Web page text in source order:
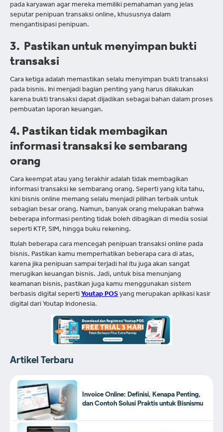
pada karyawan agar mereka memiliki pemahaman yang jelas
seputar penipuan transaksi online, khususnya dalam
mengantisipasi penipuan.
3. Pastikan untuk menyimpan bukti
transaksi
Cara ketiga adalah memastikan selalu menyimpan bukti transaksi
pada bisnis. Ini menjadi bagian penting yang harus dilakukan
karena bukti transaksi dapat dijadikan sebagai bahan dalam proses
pembuatan laporan keuangan.
4. Pastikan tidak membagikan
informasi transaksi ke sembarang
orang
Cara keempat atau yang terakhir adalah tidak membagikan
informasi transaksi ke sembarang orang. Seperti yang kita tahu,
kini bisnis online memang selalu menjadi pilihan terbaik untuk
sebagian besar orang. Namun, banyak orang melupakan bahwa
beberapa informasi penting tidak boleh dibagikan di media sosial
seperti KTP, SIM, hingga buku rekening.
Itulah beberapa cara mencegah penipuan transaksi online pada
bisnis. Pastikan kamu memperhatikan beberapa cara di atas,
karena jika penipuan sampai terjadi hal itu juga akan sangat
merugikan keuangan bisnis. Jadi, untuk bisa menunjang
keamanan bisnis, pastikan juga kamu menggunakan sistem
berbasis digital seperti Youtap POS yang merupakan aplikasi kasir
digital dari Youtap Indonesia.
Artikel Terbaru
Invoice Online: Definisi, Kenapa Penting,
dan Contoh Solusi Praktis untuk Bisnismu